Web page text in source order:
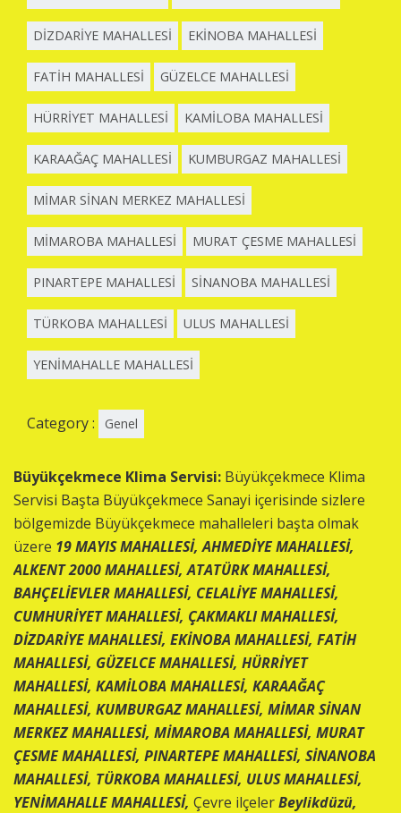
DİZDARİYE MAHALLESİ EKİNOBA MAHALLESİ
FATİH MAHALLESİ GÜZELCE MAHALLESİ
HÜRRİYET MAHALLESİ KAMİLOBA MAHALLESİ
KARAAĞAÇ MAHALLESİ KUMBURGAZ MAHALLESİ
MİMAR SİNAN MERKEZ MAHALLESİ
MİMAROBA MAHALLESİ MURAT ÇESME MAHALLESİ
PINARTEPE MAHALLESİ SİNANOBA MAHALLESİ
TÜRKOBA MAHALLESİ ULUS MAHALLESİ
YENİMAHALLE MAHALLESİ
Category : Genel
Büyükçekmece Klima Servisi: Büyükçekmece Klima
Servisi Başta Büyükçekmece Sanayi içerisinde sizlere
bölgemizde Büyükçekmece mahalleleri başta olmak
üzere 19 MAYIS MAHALLESİ, AHMEDİYE MAHALLESİ,
ALKENT 2000 MAHALLESİ, ATATÜRK MAHALLESİ,
BAHÇELİEVLER MAHALLESİ, CELALİYE MAHALLESİ,
CUMHURİYET MAHALLESİ, ÇAKMAKLI MAHALLESİ,
DİZDARİYE MAHALLESİ, EKİNOBA MAHALLESİ, FATİH
MAHALLESİ, GÜZELCE MAHALLESİ, HÜRRİYET
MAHALLESİ, KAMİLOBA MAHALLESİ, KARAAĞAÇ
MAHALLESİ, KUMBURGAZ MAHALLESİ, MİMAR SİNAN
MERKEZ MAHALLESİ, MİMAROBA MAHALLESİ, MURAT
ÇESME MAHALLESİ, PINARTEPE MAHALLESİ, SİNANOBA
MAHALLESİ, TÜRKOBA MAHALLESİ, ULUS MAHALLESİ,
YENİMAHALLE MAHALLESİ, Çevre ilçelerBeylikdüzü,